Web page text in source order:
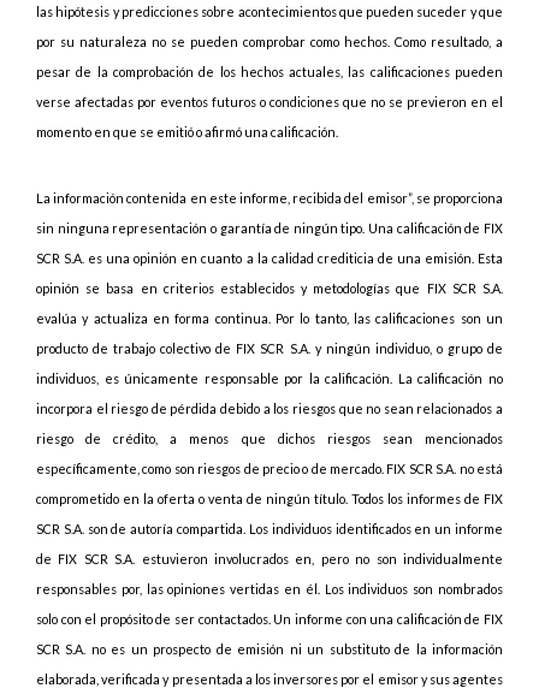
las hipótesis y predicciones sobre acontecimientos que pueden suceder y que
por su naturaleza no se pueden comprobar como hechos. Como resultado, a
pesar de la comprobación de los hechos actuales, las calificaciones pueden
verse afectadas por eventos futuros o condiciones que no se previeron en el
momento en que se emitió o afirmó una calificación.
La información contenida en este informe, recibida del emisor”, se proporciona
sin ninguna representación o garantía de ningún tipo. Una calificación de FIX
SCR S.A. es una opinión en cuanto a la calidad crediticia de una emisión. Esta
opinión se basa en criterios establecidos y metodologías que FIX SCR S.A.
evalúa y actualiza en forma continua. Por lo tanto, las calificaciones son un
producto de trabajo colectivo de FIX SCR S.A. y ningún individuo, o grupo de
individuos, es únicamente responsable por la calificación. La calificación no
incorpora el riesgo de pérdida debido a los riesgos que no sean relacionados a
riesgo de crédito, a menos que dichos riesgos sean mencionados
específicamente, como son riesgos de precio o de mercado. FIX SCR S.A. no está
comprometido en la oferta o venta de ningún título. Todos los informes de FIX
SCR S.A. son de autoría compartida. Los individuos identificados en un informe
de FIX SCR S.A. estuvieron involucrados en, pero no son individualmente
responsables por, las opiniones vertidas en él. Los individuos son nombrados
solo con el propósito de ser contactados. Un informe con una calificación de FIX
SCR S.A. no es un prospecto de emisión ni un substituto de la información
elaborada, verificada y presentada a los inversores por el emisor y sus agentes